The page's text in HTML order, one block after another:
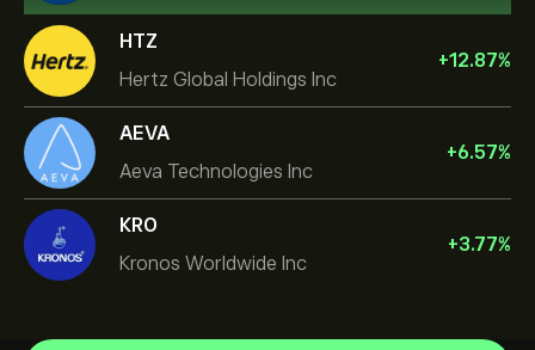
HTZ
Hertz Global Holdings Inc
+12.87%
AEVA
Aeva Technologies Inc
+6.57%
KRO
Kronos Worldwide Inc
+3.77%